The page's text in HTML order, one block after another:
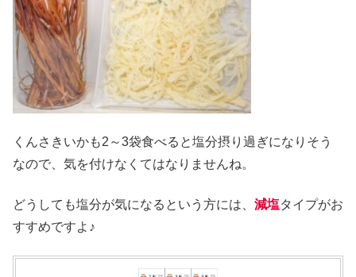
くんさきいかも2～3袋食べると塩分摂り過ぎになりそう
なので、気を付けなくてはなりませんね。
どうしても塩分が気になるという方には、 減塩タイプがお
すすめですよ♪